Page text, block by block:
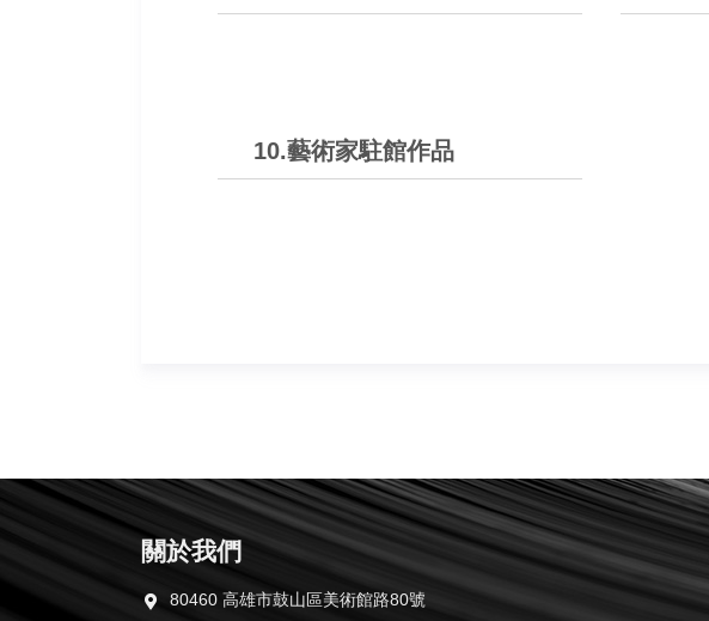
10.藝術家駐館作品
關於我們
80460 高雄市鼓山區美術館路80號